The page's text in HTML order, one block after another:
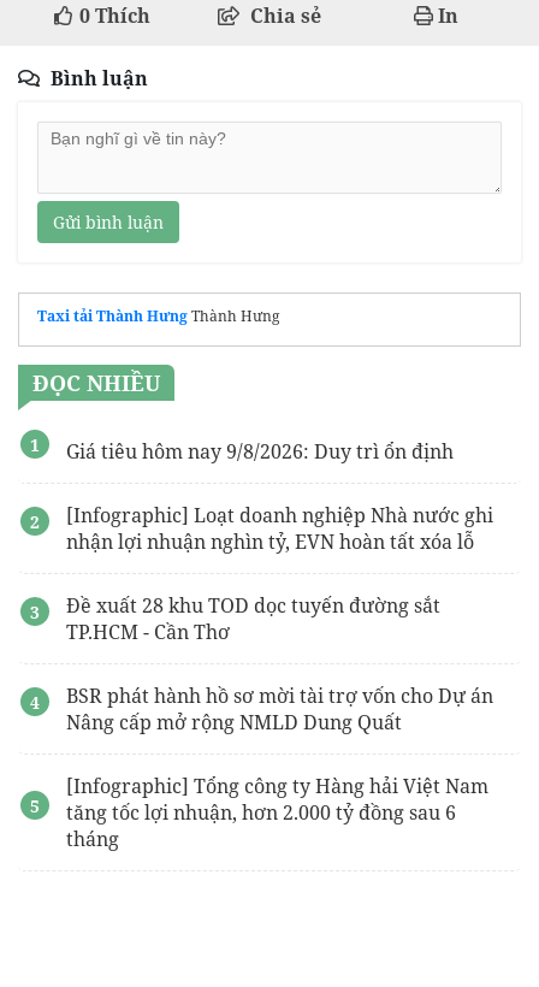
0Thích Chia sẻ In
Bình luận
Gửi bình luận
Taxi tải Thành HưngThành Hưng
ĐỌC NHIỀU
Giá tiêu hôm nay 9/8/2026: Duy trì ổn định
[Infographic] Loạt doanh nghiệp Nhà nước ghi
nhận lợi nhuận nghìn tỷ, EVN hoàn tất xóa lỗ
Đề xuất 28 khu TOD dọc tuyến đường sắt
TP.HCM - Cần Thơ
BSR phát hành hồ sơ mời tài trợ vốn cho Dự án
Nâng cấp mở rộng NMLD Dung Quất
[Infographic] Tổng công ty Hàng hải Việt Nam
tăng tốc lợi nhuận, hơn 2.000 tỷ đồng sau 6
tháng